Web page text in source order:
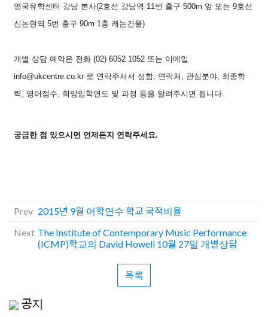
영국유학센터 강남 본사(2호선 강남역 11번 출구 500m 앞 또는 9호선
신논현역 5번 출구 90m 1충 캐논건물)
개별 상담 예약은 전화 (02) 6052 1052 또는 이메일
info@ukcentre.co.kr로 연락주셔서 성함, 연락처, 관심분야, 최종학
력, 영어점수, 희망입학연도 및 과정 등을 알려주시면 됩니다.
궁금한 점 있으시면 언제든지 연락주세요.
Prev 2015년 9월 어학연수 학교 국적비율
Next The Institute of Contemporary Music Performance
(ICMP)학교의 David Howell 10월 27일 개별상담
목록
공지